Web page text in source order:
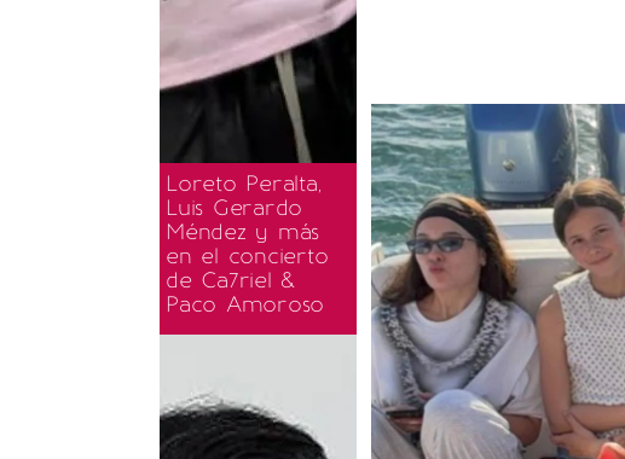
Loreto Peralta,
Luis Gerardo
Méndez y más
en el concierto
de Ca7riel &
Paco Amoroso